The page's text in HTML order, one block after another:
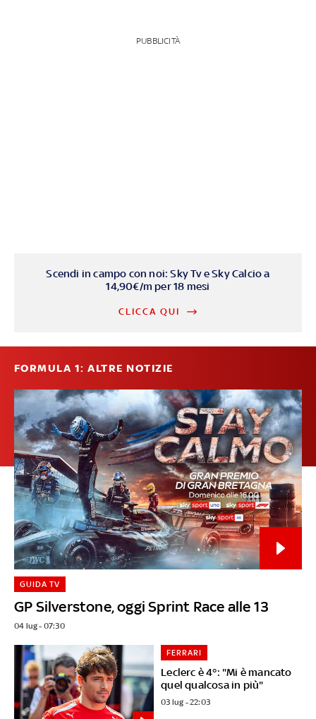
PUBBLICITÀ
Scendi in campo con noi: Sky Tv e Sky Calcio a
14,90€/m per 18 mesi
CLICCA QUI
FORMULA 1: ALTRE NOTIZIE
GP Silverstone, oggi Sprint Race alle 13
GUIDA TV
04 lug - 07:30
Leclerc è 4°: "Mi è mancato
quel qualcosa in più"
FERRARI
03 lug - 22:03